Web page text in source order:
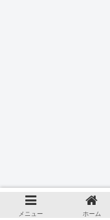
メニュー ホーム